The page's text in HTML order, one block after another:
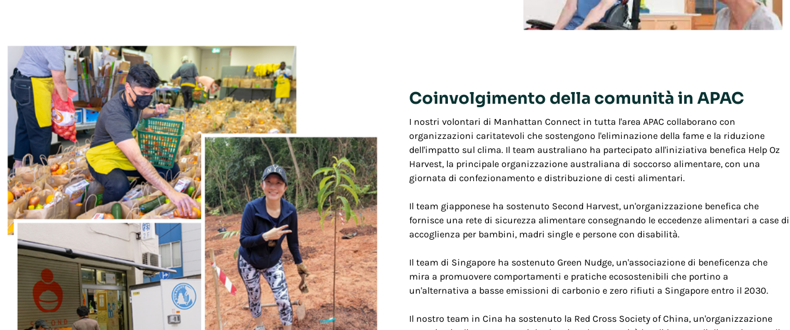
Coinvolgimento della comunità in APAC
I nostri volontari di Manhattan Connect in tutta l'area APAC collaborano con
organizzazioni caritatevoli che sostengono l'eliminazione della fame e la riduzione
dell'impatto sul clima. Il team australiano ha partecipato all'iniziativa benefica Help Oz
Harvest, la principale organizzazione australiana di soccorso alimentare, con una
giornata di confezionamento e distribuzione di cesti alimentari.
Il team giapponese ha sostenuto Second Harvest, un'organizzazione benefica che
fornisce una rete di sicurezza alimentare consegnando le eccedenze alimentari a case di
accoglienza per bambini, madri single e persone con disabilità.
Il team di Singapore ha sostenuto Green Nudge, un'associazione di beneficenza che
mira a promuovere comportamenti e pratiche ecosostenibili che portino a
un'alternativa a basse emissioni di carbonio e zero rifiuti a Singapore entro il 2030.
Il nostro team in Cina ha sostenuto la Red Cross Society of China, un'organizzazione